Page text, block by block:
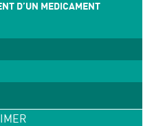
D’UN MEDICAMENT